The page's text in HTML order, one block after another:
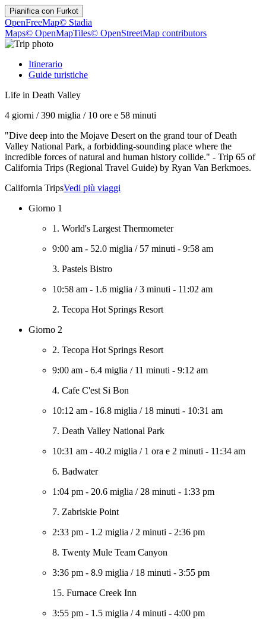
Pianifica con Furkot
OpenFreeMap© Stadia
Maps© OpenMapTiles© OpenStreetMap contributors
Itinerario
Guide turistiche
Life in Death Valley
4 giorni /390 miglia / 10 ore e 58 minuti
"Dive deep into the Mojave Desert on the grand tour of Death
Valley National Park, a forbidding-sounding place where the
incredible forces of natural and human history collide." - Trip 65 of
California Trips (Regional Travel Guide) by Ryan Van Berkmoes.
California TripsVedi più viaggi
Giorno 1
1. World's Largest Thermometer
9:00 am - 52.0 miglia / 57 minuti - 9:58 am
3. Pastels Bistro
10:58 am - 1.6 miglia /3 minuti - 11:02 am
2. Tecopa Hot Springs Resort
Giorno 2
2. Tecopa Hot Springs Resort
9:00 am - 6.4 miglia / 11 minuti - 9:12 am
4. Cafe C'est Si Bon
10:12 am - 16.8 miglia / 18 minuti - 10:31 am
7. Death Valley National Park
10:31 am - 40.2 miglia / 1 ora e 2 minuti - 11:34 am
6. Badwater
1:04 pm - 20.6 miglia / 28 minuti - 1:33 pm
7. Zabriskie Point
2:33 pm - 1.2 miglia / 2 minuti - 2:36 pm
8. Twenty Mule Team Canyon
3:36 pm - 8.9 miglia / 18 minuti - 3:55 pm
15. Furnace Creek Inn
3:55 pm - 1.5 miglia /4 minuti - 4:00 pm